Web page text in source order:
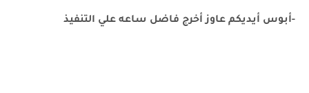
-أبوس أيديكم عاوز أخرج فاضل ساعه علي التنفيذ